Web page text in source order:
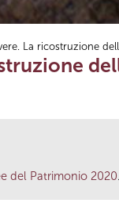
La ricostruzione
del Patrimonio 2020.